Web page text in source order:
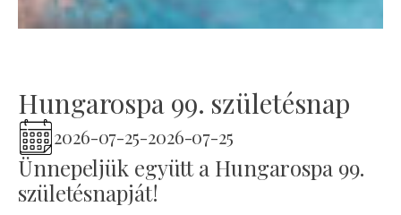
Hungarospa 99. születésnap
2026-07-25-2026-07-25
Ünnepeljük együtt a Hungarospa 99.
születésnapját!